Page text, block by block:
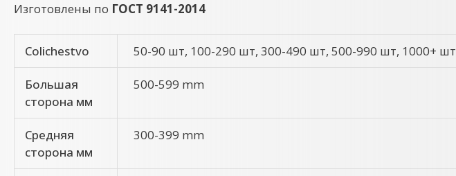
Изготовлены по ГОСТ 9141-2014
Colichestvo 50-90 шт, 100-290 шт, 300-490 шт, 500-990 шт, 1000+ шт
Большая
сторона мм
500-599 mm
Средняя
сторона мм
300-399 mm